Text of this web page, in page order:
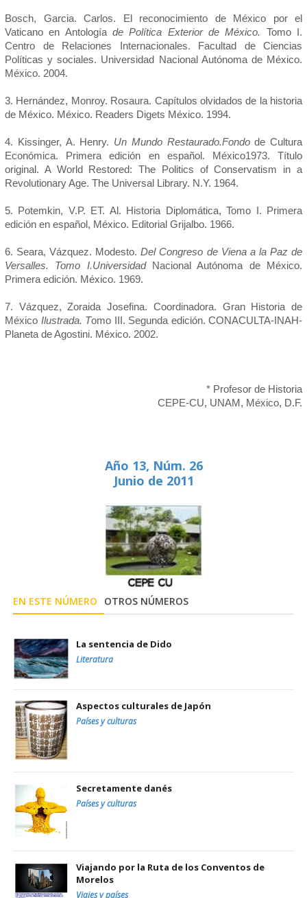
Bosch, Garcia. Carlos. El reconocimiento de México por el
Vaticano en Antología de Política Exterior de México. Tomo I.
Centro de Relaciones Internacionales. Facultad de Ciencias
Políticas y sociales. Universidad Nacional Autónoma de México.
México. 2004.
3. Hernández, Monroy. Rosaura. Capítulos olvidados de la historia
de México. México. Readers Digets México. 1994.
4. Kissinger, A. Henry. Un Mundo Restaurado.Fondode Cultura
Económica. Primera edición en español. México1973. Título
original. A World Restored: The Politics of Conservatism in a
Revolutionary Age. The Universal Library. N.Y. 1964.
5. Potemkin, V.P. ET. Al. Historia Diplomática, Tomo I. Primera
edición en español, México. Editorial Grijalbo. 1966.
6. Seara, Vázquez. Modesto.Del Congreso de Viena a la Paz de
Versalles. Tomo I.UniversidadNacional Autónoma de México.
Primera edición. México. 1969.
7. Vázquez, Zoraida Josefina. Coordinadora. Gran Historia de
México Ilustrada. Tomo III. Segunda edición. CONACULTA-INAH-
Planeta de Agostini. México. 2002.
* Profesor de Historia
CEPE-CU, UNAM, México, D.F.
Año 13, Núm. 26
Junio de 2011
EN ESTE NÚMERO OTROS NÚMEROS
La sentencia de Dido
Literatura
Aspectos culturales de Japón
Países y culturas
Secretamente danés
Países y culturas
Viajando por la Ruta de los Conventos de
Morelos
Viajes y países